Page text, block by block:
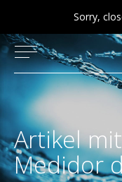
Sorry,
Artikel
Medidor